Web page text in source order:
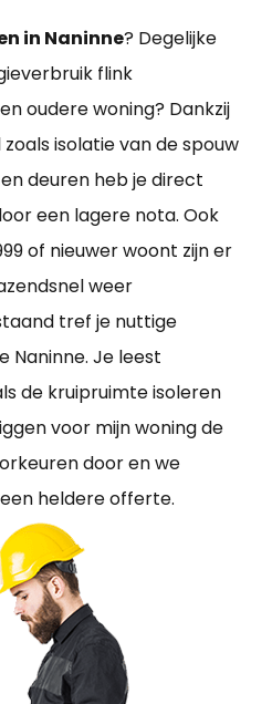
in Naninne? Degelijke
flink
oudere woning? Dankzij
isolatie van de spouw
deuren heb je direct
een lagere nota. Ook
of nieuwer woont zijn er
weer
tref je nuttige
Naninne. Je leest
de kruipruimte isoleren
voor mijn woning de
door en we
heldere offerte.